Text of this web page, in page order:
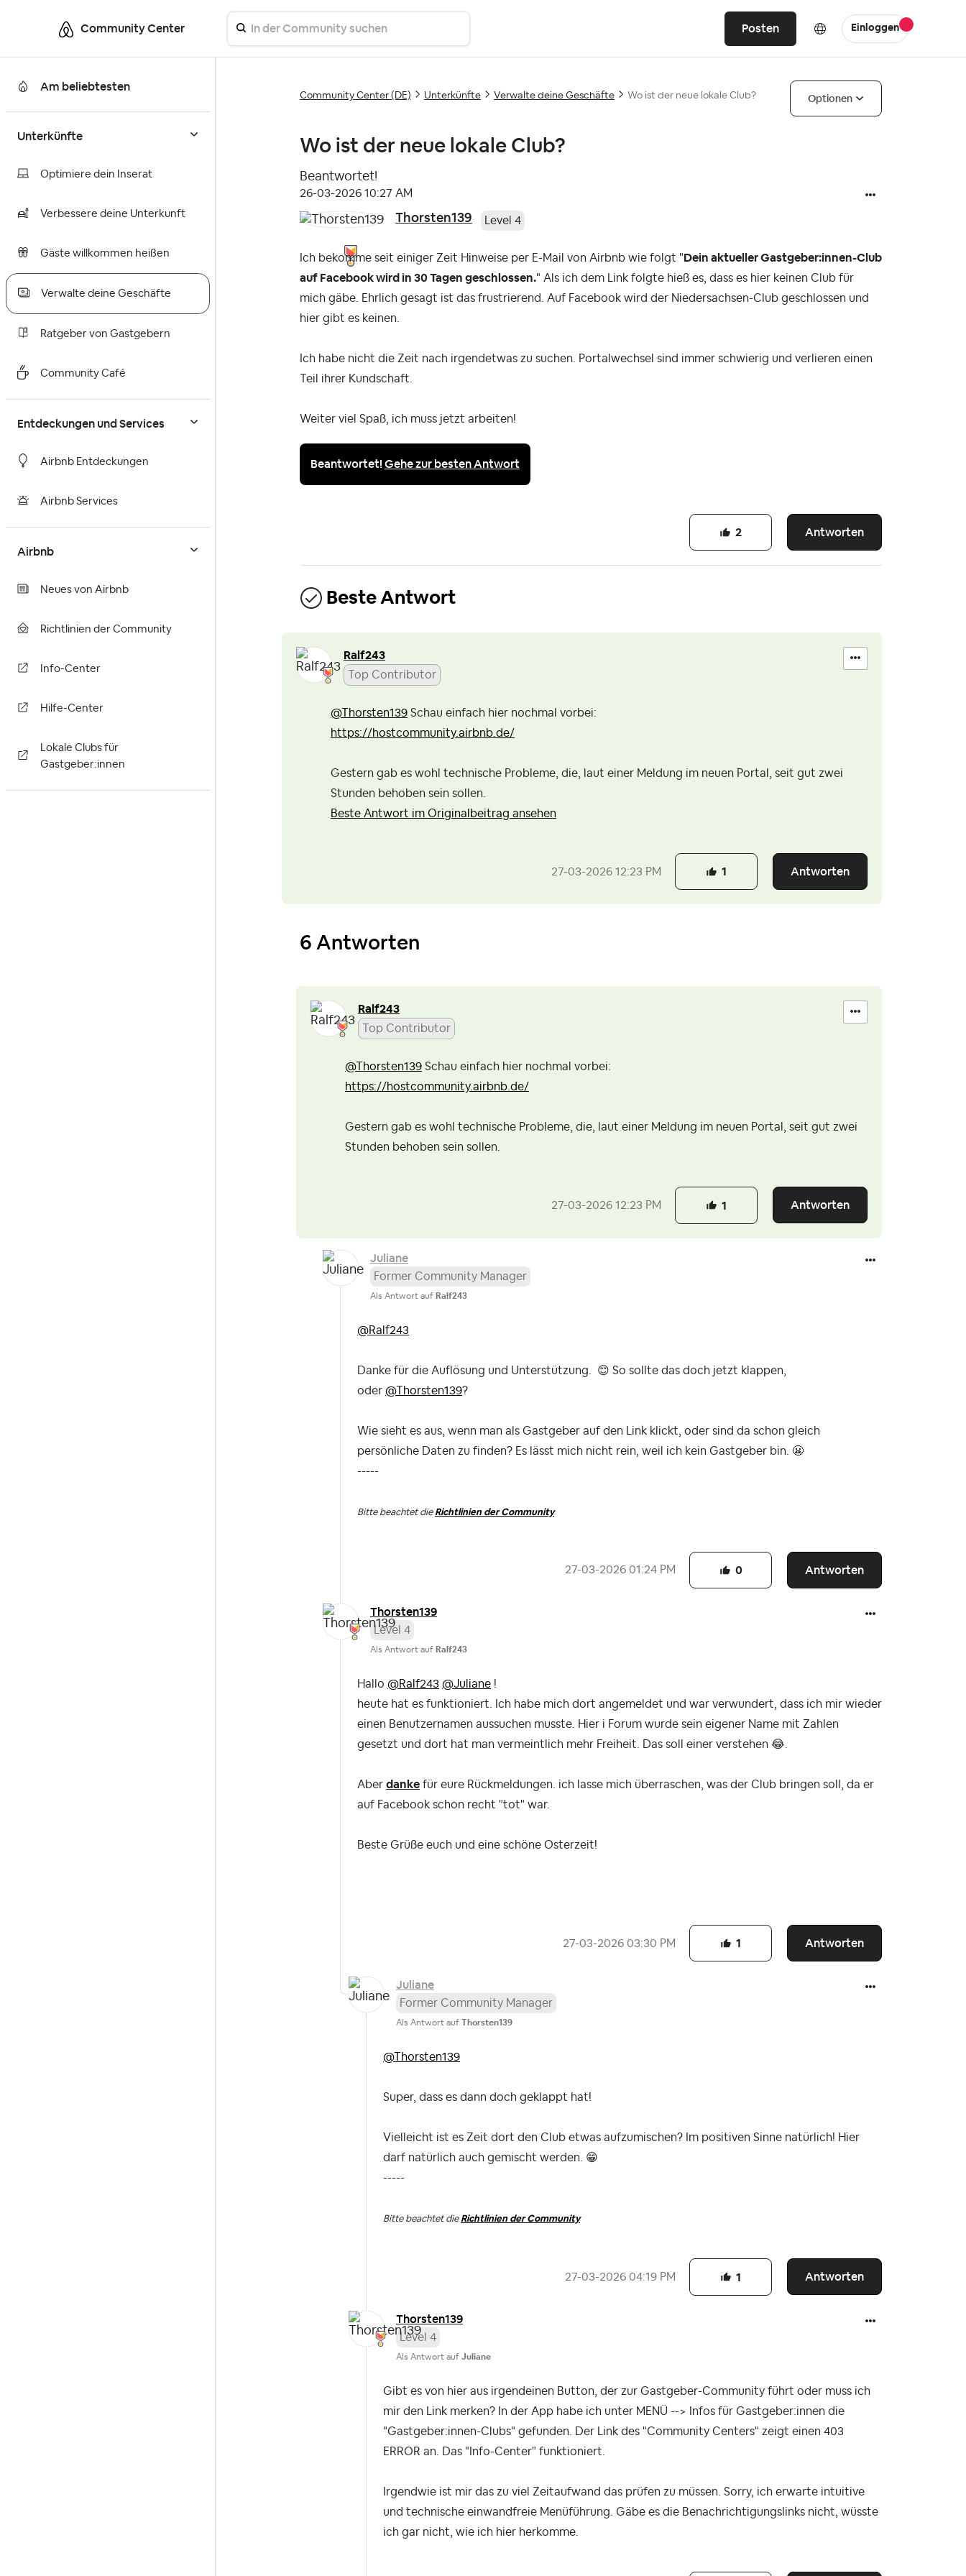
Community Center Posten Einloggen
Am beliebtesten
Unterkünfte
Optimiere dein Inserat
Verbessere deine Unterkunft
Gäste willkommen heißen
Verwalte deine Geschäfte
Ratgeber von Gastgebern
Community Café
Entdeckungen und Services
Airbnb Entdeckungen
Airbnb Services
Airbnb
Neues von Airbnb
Richtlinien der Community
Info-Center
Hilfe-Center
Lokale Clubs für
Gastgeber:innen
Community Center (DE) Unterkünfte Verwalte deine Geschäfte Wo ist der neue lokale Club? Optionen
Wo ist der neue lokale Club?
Beantwortet!
‎26-03-2026 10:27 AM
Thorsten139 Level 4
Ich bekomme seit einiger Zeit Hinweise per E-Mail von Airbnb wie folgt " Dein aktueller Gastgeber:innen-Club
auf Facebook wird in 30 Tagen geschlossen." Als ich dem Link folgte hieß es, dass es hier keinen Club für
mich gäbe. Ehrlich gesagt ist das frustrierend. Auf Facebook wird der Niedersachsen-Club geschlossen und
hier gibt es keinen.
Ich habe nicht die Zeit nach irgendetwas zu suchen. Portalwechsel sind immer schwierig und verlieren einen
Teil ihrer Kundschaft.
Weiter viel Spaß, ich muss jetzt arbeiten!
Beantwortet!Gehe zur besten Antwort
Antworten
2
Beste Antwort
Ralf243
Top Contributor
@Thorsten139 Schau einfach hier nochmal vorbei:
https://hostcommunity.airbnb.de/
Gestern gab es wohl technische Probleme, die, laut einer Meldung im neuen Portal, seit gut zwei
Stunden behoben sein sollen.
Beste Antwort im Originalbeitrag ansehen
‎27-03-2026 12:23 PM Antworten
1
6 Antworten
Ralf243
Top Contributor
@Thorsten139 Schau einfach hier nochmal vorbei:
https://hostcommunity.airbnb.de/
Gestern gab es wohl technische Probleme, die, laut einer Meldung im neuen Portal, seit gut zwei
Stunden behoben sein sollen.
‎27-03-2026 12:23 PM Antworten
1
Juliane
Former Community Manager
Als Antwort auf Ralf243
@Ralf243
Danke für die Auflösung und Unterstützung. 😊 So sollte das doch jetzt klappen,
oder @Thorsten139?
Wie sieht es aus, wenn man als Gastgeber auf den Link klickt, oder sind da schon gleich
persönliche Daten zu finden? Es lässt mich nicht rein, weil ich kein Gastgeber bin. 😬
-----
Bitte beachtet die Richtlinien der Community
‎27-03-2026 01:24 PM Antworten
0
Thorsten139
Level 4
Als Antwort auf Ralf243
Hallo @Ralf243 @Juliane !
heute hat es funktioniert. Ich habe mich dort angemeldet und war verwundert, dass ich mir wieder
einen Benutzernamen aussuchen musste. Hier i Forum wurde sein eigener Name mit Zahlen
gesetzt und dort hat man vermeintlich mehr Freiheit. Das soll einer verstehen 😂
Aber danke für eure Rückmeldungen. ich lasse mich überraschen, was der Club bringen soll, da er
auf Facebook schon recht "tot" war.
Beste Grüße euch und eine schöne Osterzeit!
‎27-03-2026 03:30 PM Antworten
1
Juliane
Former Community Manager
Als Antwort auf Thorsten139
@Thorsten139
Super, dass es dann doch geklappt hat!
Vielleicht ist es Zeit dort den Club etwas aufzumischen? Im positiven Sinne natürlich! Hier
darf natürlich auch gemischt werden. 😁
-----
Bitte beachtet die Richtlinien der Community
‎27-03-2026 04:19 PM Antworten
1
Thorsten139
Level 4
Als Antwort auf Juliane
Gibt es von hier aus irgendeinen Button, der zur Gastgeber-Community führt oder muss ich
mir den Link merken? In der App habe ich unter MENÜ --> Infos für Gastgeber:innen die
"Gastgeber:innen-Clubs" gefunden. Der Link des "Community Centers" zeigt einen 403
ERROR an. Das "Info-Center" funktioniert.
Irgendwie ist mir das zu viel Zeitaufwand das prüfen zu müssen. Sorry, ich erwarte intuitive
und technische einwandfreie Menüführung. Gäbe es die Benachrichtigungslinks nicht, wüsste
ich gar nicht, wie ich hier herkomme.